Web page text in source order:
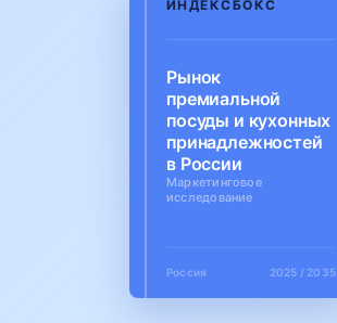
ИНДЕКСБОКС
Рынок
премиальной
посуды и кухонных
принадлежностей
в России
Маркетинговое
исследование
Россия 2025 / 2035